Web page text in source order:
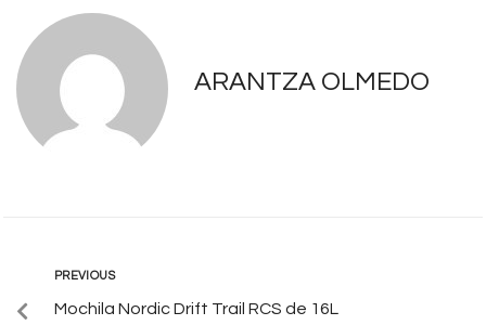
ARANTZA OLMEDO
PREVIOUS
Mochila Nordic Drift Trail RCS de 16L